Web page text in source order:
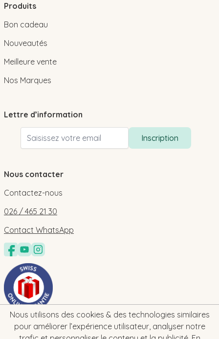
Nous utilisons des cookies & des technologies similaires
pour améliorer l’expérience utilisateur, analyser notre
Produits
Bon cadeau
Nouveautés
Meilleure vente
Nos Marques
Lettre d’information
Adresse email
Inscription
Nous contacter
Contactez-nous
026 / 465 21 30
Contact WhatsApp